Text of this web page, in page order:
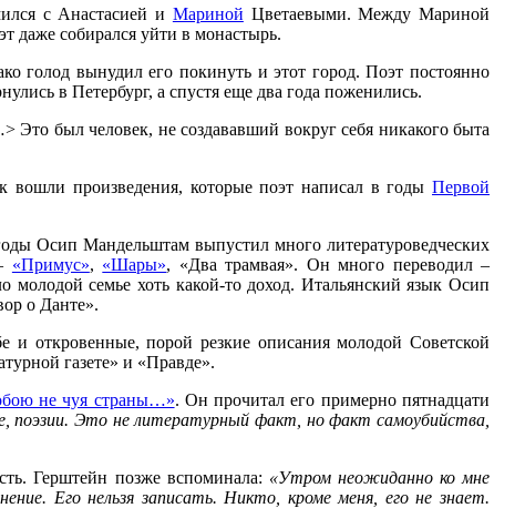
с Анастасией и Мариной Цветаевыми. Между Мариной
даже собирался уйти в монастырь.
голод вынудил его покинуть и этот город. Поэт постоянно
в Петербург, а спустя еще два года поженились.
был человек, не создававший вокруг себя никакого быта
произведения, которые поэт написал в годы Первой
Осип Мандельштам выпустил много литературоведческих
«Примус», «Шары», «Два трамвая». Он много переводил –
семье хоть какой-то доход. Итальянский язык Осип
о Данте».
откровенные, порой резкие описания молодой Советской
газете» и «Правде».
не чуя страны…». Он прочитал его примерно пятнадцати
поэзии. Это не литературный факт, но факт самоубийства,
Герштейн позже вспоминала: «Утром неожиданно ко мне
Его нельзя записать. Никто, кроме меня, его не знает.